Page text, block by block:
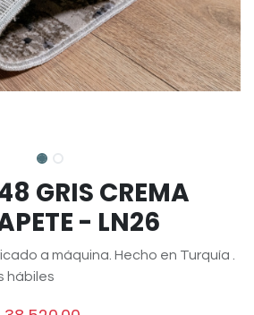
GRIS CREMA
- LN26
a máquina. Hecho en Turquía .
hábiles